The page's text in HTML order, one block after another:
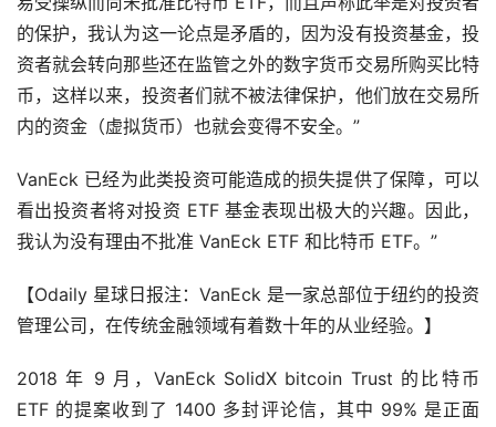
的保护，我认为这一论点是矛盾的，因为没有投资基金，投
资者就会转向那些还在监管之外的数字货币交易所购买比特
币，这样以来，投资者们就不被法律保护，他们放在交易所
内的资金（虚拟货币）也就会变得不安全。”
VanEck 已经为此类投资可能造成的损失提供了保障，可以
看出投资者将对投资 ETF 基金表现出极大的兴趣。因此，
我认为没有理由不批准 VanEck ETF 和比特币 ETF。”
【Odaily 星球日报注：VanEck 是一家总部位于纽约的投资
管理公司，在传统金融领域有着数十年的从业经验。】
2018 年 9 月，VanEck SolidX bitcoin Trust 的比特币
ETF 的提案收到了 1400 多封评论信，其中 99% 是正面